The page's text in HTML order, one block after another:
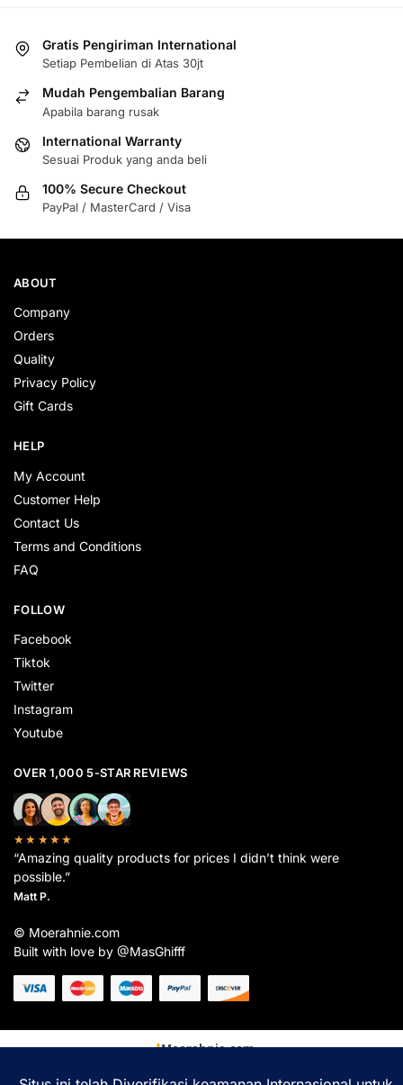
Gratis Pengiriman International
Setiap Pembelian di Atas 30jt
Mudah Pengembalian Barang
Apabila barang rusak
International Warranty
Sesuai Produk yang anda beli
100% Secure Checkout
PayPal / MasterCard / Visa
ABOUT
Company
Orders
Quality
Privacy Policy
Gift Cards
HELP
My Account
Customer Help
Contact Us
Terms and Conditions
FAQ
FOLLOW
Facebook
Tiktok
Twitter
Instagram
Youtube
OVER 1,000 5-STAR REVIEWS
★★★★★
“Amazing quality products for prices I didn’t think were
possible.”
Matt P.
© Moerahnie.com
Built with love by @MasGhifff
Moerahnie.com